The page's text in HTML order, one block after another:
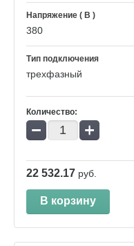
Напряжение ( В )
380
Тип подключения
трехфазный
Количество:
− +
22 532.17 руб.
В корзину